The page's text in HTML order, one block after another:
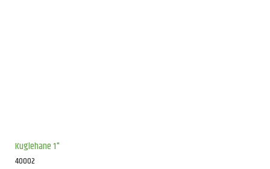
Kuglehane 1"
40002